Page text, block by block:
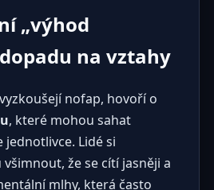
„výhod
na vztahy
nofap, hovoří o
, které mohou sahat
jednotlivce. Lidé si
že se cítí jasněji a
mlhy, která často